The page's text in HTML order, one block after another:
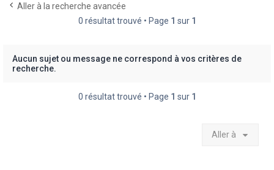
Aller à la recherche avancée
0 résultat trouvé • Page 1 sur 1
Aucun sujet ou message ne correspond à vos critères de
recherche.
0 résultat trouvé • Page 1 sur 1
Aller à